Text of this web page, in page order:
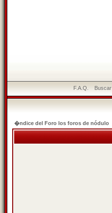
F.A.Q. Buscar
�ndice del Foro los foros de nódulo